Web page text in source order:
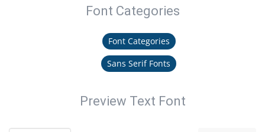
Font Categories
Font Categories
Sans Serif Fonts
Preview Text Font